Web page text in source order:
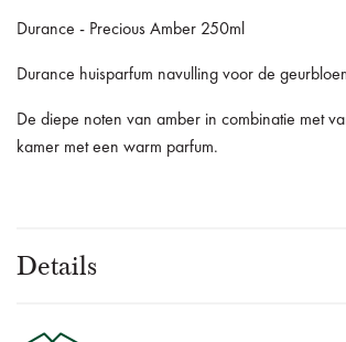
Durance - Precious Amber 250ml
Durance huisparfum navulling voor de
De diepe noten van amber in combinatie met
kamer met een warm parfum.
Details